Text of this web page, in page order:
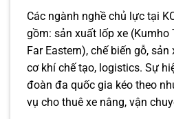
Các ngành nghề chủ lực tại
gồm: sản xuất lốp xe (Kumho
Far Eastern), chế biến gỗ,
cơ khí chế tạo, logistics. Sự
đoàn đa quốc gia kéo theo
vụ cho thuê xe nâng, vận